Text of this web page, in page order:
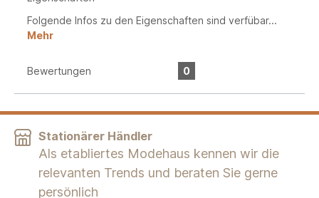
Folgende Infos zu den Eigenschaften sind verfübar...
Mehr
Bewertungen 0
Stationärer Händler
Als etabliertes Modehaus kennen wir die
relevanten Trends und beraten Sie gerne
persönlich